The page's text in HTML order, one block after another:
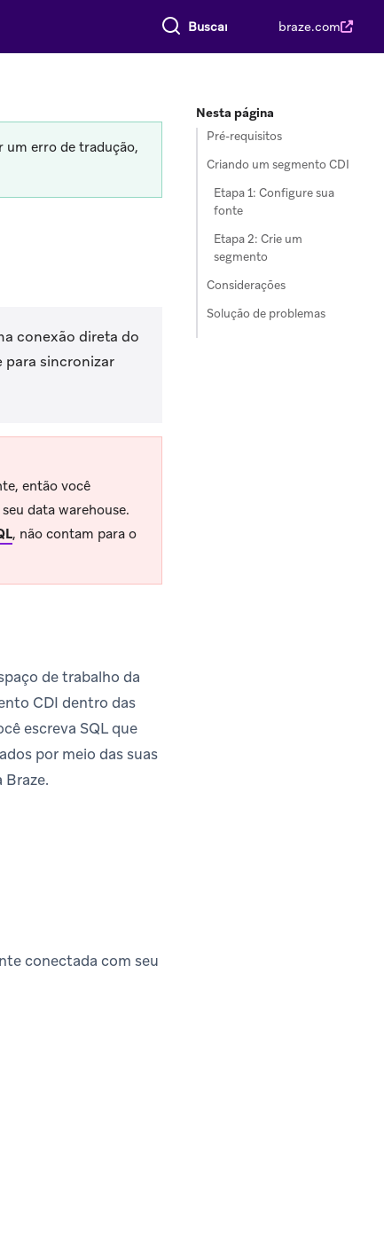
Buscar tudo braze.com
um erro de tradução,
conexão direta do
para sincronizar
então você
data warehouse.
, não contam para o
de trabalho da
CDI dentro das
escreva SQL que
por meio das suas
Braze.
conectada com seu
Nesta página
Pré-requisitos
Criando um segmento CDI
Etapa 1: Configure sua
fonte
Etapa 2: Crie um
segmento
Considerações
Solução de problemas